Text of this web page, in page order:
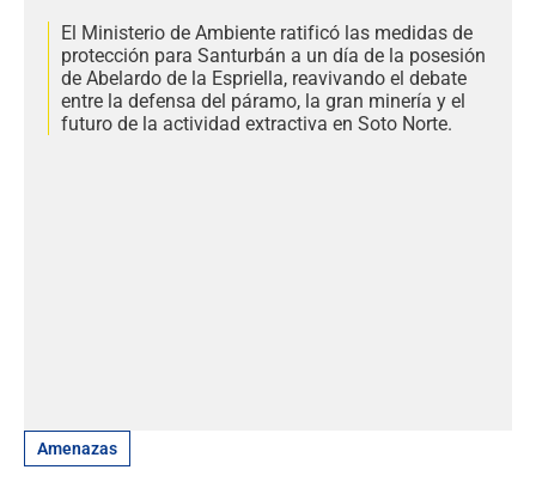
El Ministerio de Ambiente ratificó las medidas de
protección para Santurbán a un día de la posesión
de Abelardo de la Espriella, reavivando el debate
entre la defensa del páramo, la gran minería y el
futuro de la actividad extractiva en Soto Norte.
Amenazas